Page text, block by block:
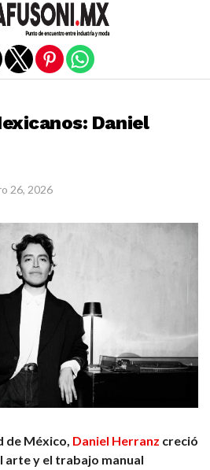
Daniel
26, 2026
de México, Daniel Herranz creció
arte y el trabajo manual
la versión móvil